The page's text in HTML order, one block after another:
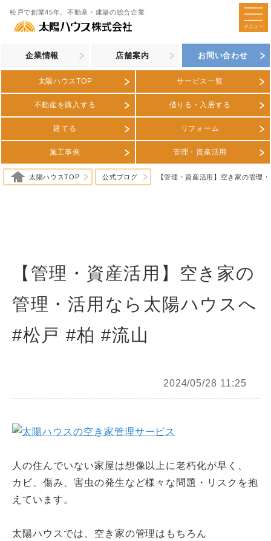
松戸で創業45年。不動産・建築の総合企業
企業情報 店舗案内 お問い合わせ
太陽ハウスTOP サービス一覧
不動産を購入する 借りる・入居する
建てる リフォーム
施工事例 管理・資産活用
太陽ハウスTOP 公式ブログ 【管理・資産活用】空き家の管理
【管理・資産活用】空き家の
管理・活用なら太陽ハウスへ
#松戸 #柏 #流山
2024/05/28 11:25
人の住んでいない家屋は想像以上に老朽化が早く、
カビ、傷み、害虫の発生など様々な問題・リスクを抱
えています。
太陽ハウスでは、空き家の管理はもちろん